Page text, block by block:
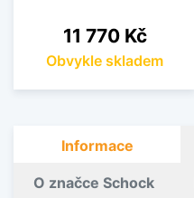
Cena
11 770 Kč
Obvykle skladem
Informace
O značce Schock